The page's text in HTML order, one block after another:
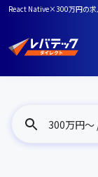
React Native×300万円の求
300万円